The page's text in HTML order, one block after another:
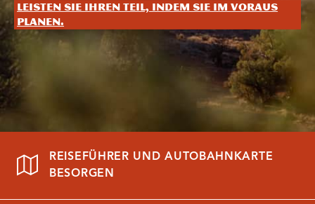
Leisten Sie Ihren Teil, indem Sie im Voraus
planen.
REISEFÜHRER UND AUTOBAHNKARTE
BESORGEN